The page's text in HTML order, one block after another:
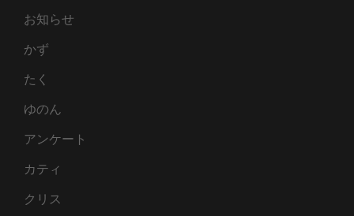
お知らせ
かず
たく
ゆのん
アンケート
カティ
クリス